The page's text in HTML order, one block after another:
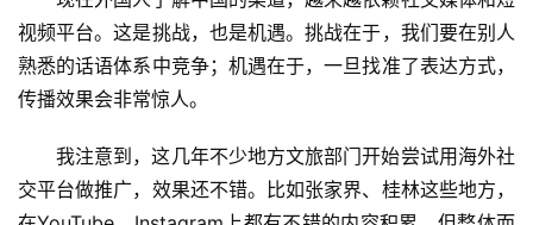
视频平台。这是挑战，也是机遇。挑战在于，我们要在别人
熟悉的话语体系中竞争；机遇在于，一旦找准了表达方式，
传播效果会非常惊人。
我注意到，这几年不少地方文旅部门开始尝试用海外社
交平台做推广，效果还不错。比如张家界、桂林这些地方，